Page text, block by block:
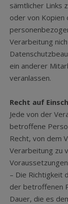
sämtlicher Links
oder von Kopien
Verarbeitung
ein anderer
veranlassen.
Recht auf
Jede von der
betroffene
Recht, von dem
Verarbeitung zu
– Die Richtigkeit
der betroffenen
Dauer, die es